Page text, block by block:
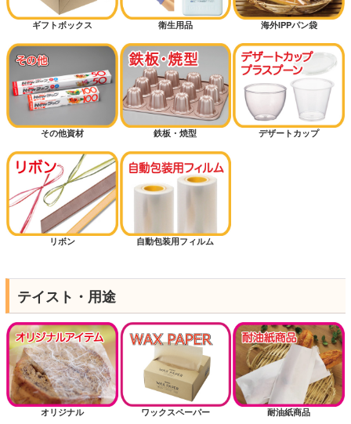
ギフトボックス 衛生用品 海外IPPパン袋
その他資材 鉄板・焼型 デザートカップ
リボン 自動包装用フィルム
テイスト・用途
オリジナル ワックスペーパー 耐油紙商品